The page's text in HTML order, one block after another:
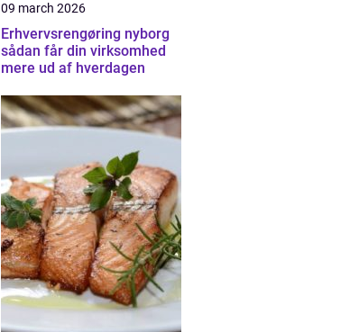
09 march 2026
Erhvervsrengøring nyborg
sådan får din virksomhed
mere ud af hverdagen